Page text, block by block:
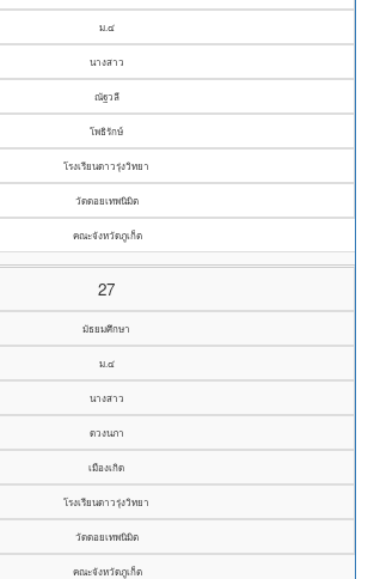
ม.๔
นางสาว
ณัฐวลี
โพธิรักษ์
โรงเรียนดาวรุ่งวิทยา
วัดดอยเทพนิมิต
คณะจังหวัดภูเก็ต
27
มัธยมศึกษา
ม.๔
นางสาว
ดวงนภา
เมืองเกิด
โรงเรียนดาวรุ่งวิทยา
วัดดอยเทพนิมิต
คณะจังหวัดภูเก็ต